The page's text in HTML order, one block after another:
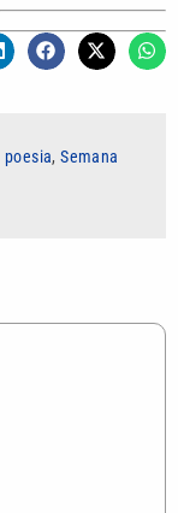
poesia,Semana